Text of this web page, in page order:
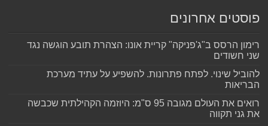
פוסטים אחרונים
רימון הרסס ב"ג'פניקה" קריית אונו: הצהרת תובע הוגשה נגד
שני חשודים
להוביל שינוי. לפתח פתרונות. להשפיע על עתיד מערכת
הבריאות
רואים את העולם מגובה 95 ס"מ: היוזמה הקהילתית שכבשה
את גני תקווה